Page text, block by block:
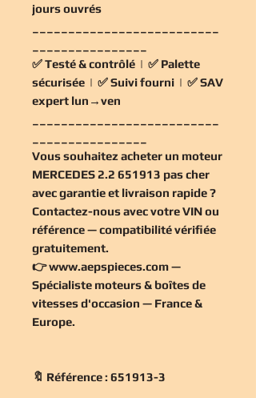
jours ouvrés
✅Testé & contrôlé | ✅ Palette
sécurisée | ✅Suivi fourni | ✅SAV
expert lun→ven
Vous souhaitez acheter un moteur
MERCEDES 2.2 651913 pas cher
avec garantie et livraison rapide ?
Contactez-nous avec votre VIN ou
référence — compatibilité vérifiée
gratuitement.
👉www.aepspieces.com—
Spécialiste moteurs & boîtes de
vitesses d'occasion — France &
Europe.
🔖 Référence : 651913-3